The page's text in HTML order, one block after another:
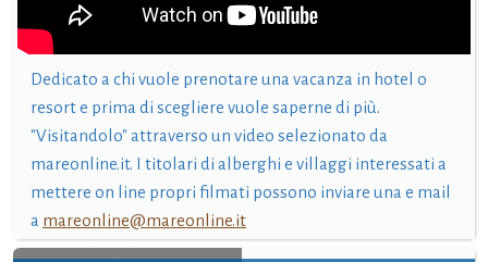
Dedicato a chi vuole prenotare una vacanza in hotel o
resort e prima di scegliere vuole saperne di più.
"Visitandolo" attraverso un video selezionato da
mareonline.it. I titolari di alberghi e villaggi interessati a
mettere on line propri filmati possono inviare una e mail
a mareonline@mareonline.it